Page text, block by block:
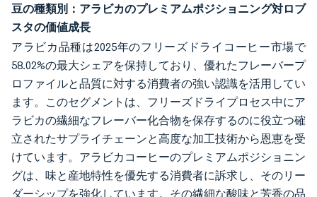
豆の種類別：アラビカのプレミアムポジショニング対ロブ
スタの価値成長
アラビカ品種は2025年のフリーズドライコーヒー市場で
58.02%の最大シェアを保持しており、優れたフレーバープ
ロファイルと品質に対する消費者の強い認識を活用してい
ます。このセグメントは、フリーズドライプロセス中にア
ラビカの繊細なフレーバー化合物を保存するのに役立つ確
立されたサプライチェーンと高度な加工技術から恩恵を受
けています。アラビカコーヒーのプレミアムポジショニン
グは、味と産地特性を優先する消費者に訴求し、そのリー
ダーシップを強化しています。その繊細な酸味と芳香の品